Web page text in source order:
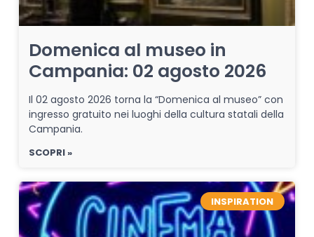
Domenica al museo in
Campania: 02 agosto 2026
Il 02 agosto 2026 torna la “Domenica al museo” con
ingresso gratuito nei luoghi della cultura statali della
Campania.
SCOPRI »
INSPIRATION